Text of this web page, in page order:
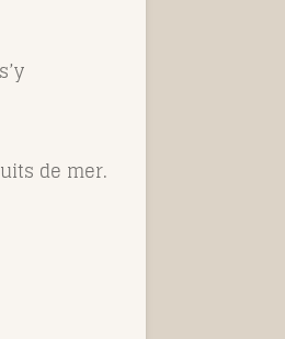
de mer.